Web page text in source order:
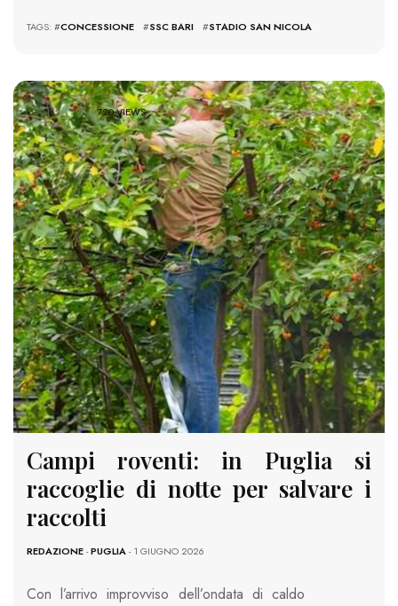
TAGS: #CONCESSIONE #SSC BARI #STADIO SAN NICOLA
720 VIEWS
Campi roventi: in Puglia si
raccoglie di notte per salvare i
raccolti
REDAZIONE-PUGLIA- 1 GIUGNO 2026
Con l’arrivo improvviso dell’ondata di caldo